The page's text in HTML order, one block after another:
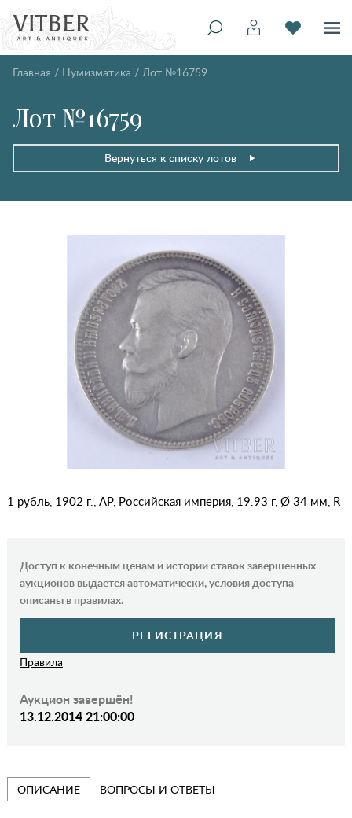
Главная / Нумизматика / Лот №16759
Лот №16759
Вернуться к списку лотов
1 рубль, 1902 г., АР, Российская империя, 19.93 г, Ø 34 мм, R
Доступ к конечным ценам и истории ставок завершенных
аукционов выдаётся автоматически, условия доступа
описаны в правилах.
РЕГИСТРАЦИЯ
Правила
Аукцион завершён!
13.12.2014 21:00:00
ОПИСАНИЕ ВОПРОСЫ И ОТВЕТЫ